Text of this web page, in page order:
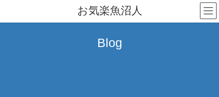
テ
ゲ
お気楽魚沼人
Blog